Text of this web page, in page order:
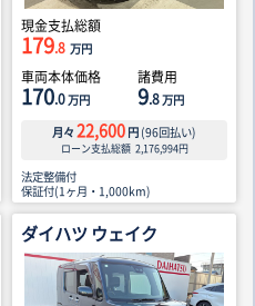
現金支払総額
179.8 万円
車両本体価格
170.0万円
諸費用
9.8万円
月々 22,600 円 (96回払い)
ローン支払総額 2,176,994円
法定整備付
保証付(1ヶ月・1,000km)
ダイハツ ウェイク